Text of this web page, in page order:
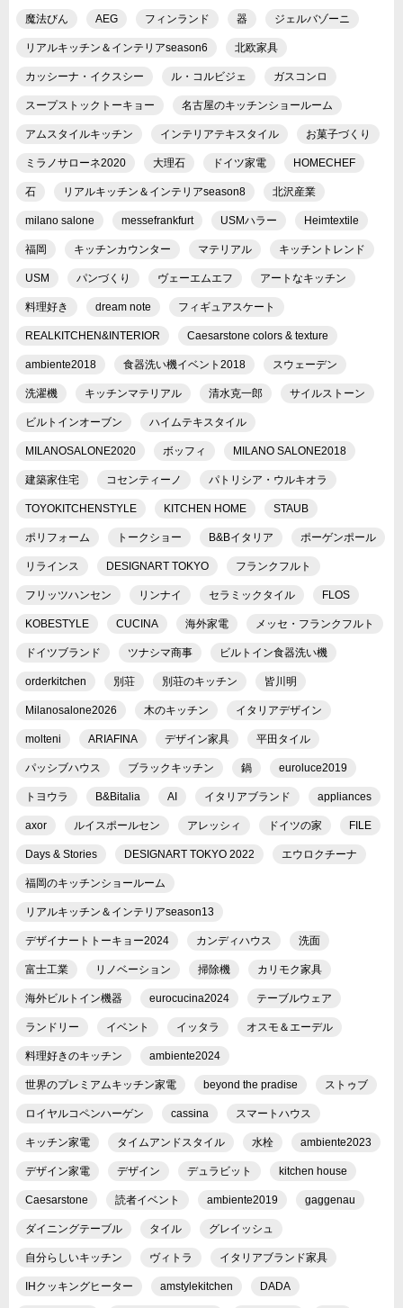
魔法びん AEG フィンランド 器 ジェルバゾーニ
リアルキッチン＆インテリアseason6 北欧家具
カッシーナ・イクスシー ル・コルビジェ ガスコンロ
スープストックトーキョー 名古屋のキッチンショールーム
アムスタイルキッチン インテリアテキスタイル お菓子づくり
ミラノサローネ2020 大理石 ドイツ家電 HOMECHEF
石 リアルキッチン＆インテリアseason8 北沢産業
milano salone messefrankfurt USMハラー Heimtextile
福岡 キッチンカウンター マテリアル キッチントレンド
USM パンづくり ヴェーエムエフ アートなキッチン
料理好き dream note フィギュアスケート
REALKITCHEN&INTERIOR Caesarstone colors & texture
ambiente2018 食器洗い機イベント2018 スウェーデン
洗濯機 キッチンマテリアル 清水克一郎 サイルストーン
ビルトインオーブン ハイムテキスタイル
MILANOSALONE2020 ボッフィ MILANO SALONE2018
建築家住宅 コセンティーノ パトリシア・ウルキオラ
TOYOKITCHENSTYLE KITCHEN HOME STAUB
ポリフォーム トークショー B&Bイタリア ポーゲンポール
リラインス DESIGNART TOKYO フランクフルト
フリッツハンセン リンナイ セラミックタイル FLOS
KOBESTYLE CUCINA 海外家電 メッセ・フランクフルト
ドイツブランド ツナシマ商事 ビルトイン食器洗い機
orderkitchen 別荘 別荘のキッチン 皆川明
Milanosalone2026 木のキッチン イタリアデザイン
molteni ARIAFINA デザイン家具 平田タイル
パッシブハウス ブラックキッチン 鍋 euroluce2019
トヨウラ B&Bitalia AI イタリアブランド appliances
axor ルイスポールセン アレッシィ ドイツの家 FILE
Days & Stories DESIGNART TOKYO 2022 エウロクチーナ
福岡のキッチンショールーム
リアルキッチン＆インテリアseason13
デザイナートトーキョー2024 カンディハウス 洗面
富士工業 リノベーション 掃除機 カリモク家具
海外ビルトイン機器 eurocucina2024 テーブルウェア
ランドリー イベント イッタラ オスモ＆エーデル
料理好きのキッチン ambiente2024
世界のプレミアムキッチン家電 beyond the pradise ストゥブ
ロイヤルコペンハーゲン cassina スマートハウス
キッチン家電 タイムアンドスタイル 水栓 ambiente2023
デザイン家電 デザイン デュラビット kitchen house
Caesarstone 読者イベント ambiente2019 gaggenau
ダイニングテーブル タイル グレイッシュ
自分らしいキッチン ヴィトラ イタリアブランド家具
IHクッキングヒーター amstylekitchen DADA